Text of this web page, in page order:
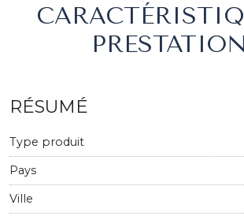
RÉSUMÉ
Type produit
Pays
Ville